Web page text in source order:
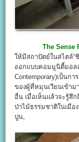
The Sense
ให้มีสถาปัตย์ในสไตล์
ออกแบบคอมมูนิตี้มอล
Contemporary)เป็นก
ของผู้ที่หมุนเวียนเข้าม
อื่น เมื่อเห็นแล้วจะรู้สึ
ป่าไม้ธรรมชาติในเมือ
ปูน,